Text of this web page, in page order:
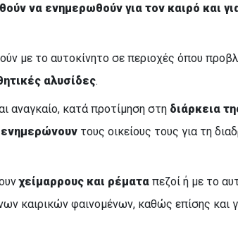
να ενημερωθούν για τον καιρό και
με το αυτοκίνητο σε περιοχές όπου
αλυσίδες.
αναγκαίο, κατά προτίμηση στη διάρκεια
ενημερώνουντους οικείους τους για τη
χείμαρρους και ρέματαπεζοί ή με το
καιρικών φαινομένων, καθώς επίσης και